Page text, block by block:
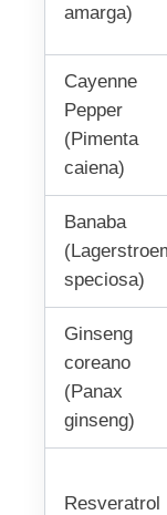
amarga)
Cayenne
Pepper
(Pimenta
caiena)
Banaba
speciosa)
Ginseng
coreano
(Panax
ginseng)
Resveratrol